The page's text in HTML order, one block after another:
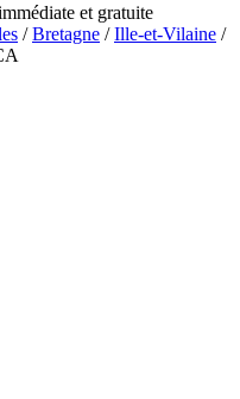
et gratuite
/Bretagne /Ille-et-Vilaine /